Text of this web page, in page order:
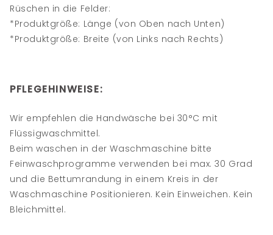
Rüschen in die Felder:
*Produktgröße: Länge (von Oben nach Unten)
*Produktgröße: Breite (von Links nach Rechts)
PFLEGEHINWEISE:
Wir empfehlen die Handwäsche bei 30°C mit
Flüssigwaschmittel.
Beim waschen in der Waschmaschine bitte
Feinwaschprogramme verwenden bei max. 30 Grad
und die Bettumrandung in einem Kreis in der
Waschmaschine Positionieren. Kein Einweichen. Kein
Bleichmittel.